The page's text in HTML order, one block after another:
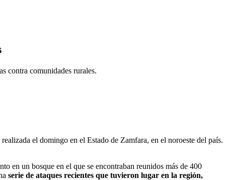
contra comunidades rurales.
el domingo en el Estado de Zamfara, en el noroeste del país.
en un bosque en el que se encontraban reunidos más de 400
serie de ataques recientes que tuvieron lugar en la región,